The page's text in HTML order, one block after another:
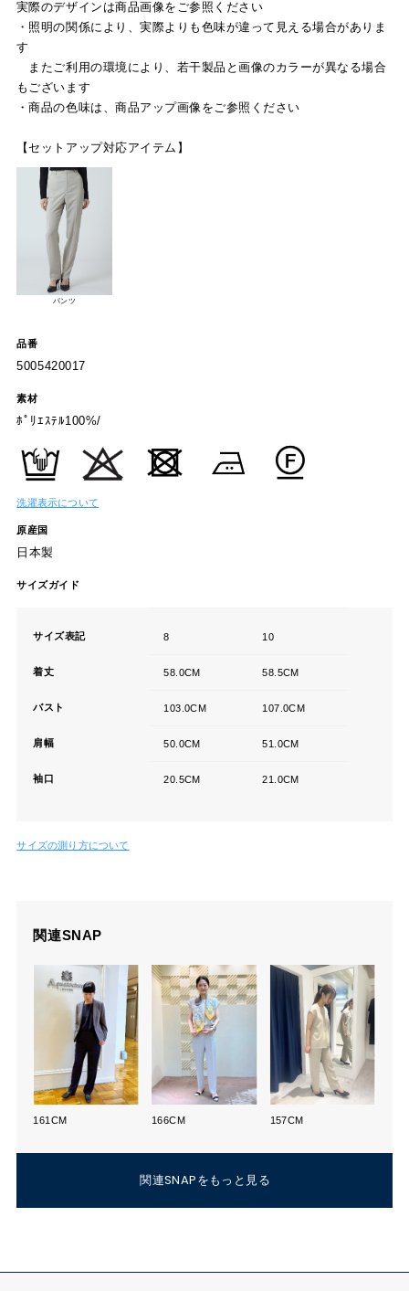
実際のデザインは商品画像をご参照ください
・照明の関係により、実際よりも色味が違って見える場合がありま
す
またご利用の環境により、若干製品と画像のカラーが異なる場合
もございます
・商品の色味は、商品アップ画像をご参照ください
【セットアップ対応アイテム】
パンツ
品番
5005420017
素材
ﾎﾟﾘｴｽﾃﾙ100%/
洗濯表示について
原産国
日本製
サイズガイド
サイズ表記 8 10
着丈 58.0CM 58.5CM
バスト 103.0CM 107.0CM
肩幅 50.0CM 51.0CM
袖口 20.5CM 21.0CM
サイズの測り方について
関連SNAP
161CM 166CM 157CM
関連SNAPをもっと見る